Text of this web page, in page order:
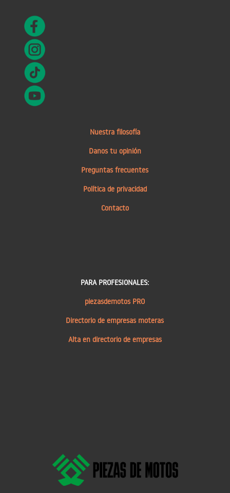
Nuestra filosofía
Danos tu opinión
Preguntas frecuentes
Política de privacidad
Contacto
PARA PROFESIONALES:
piezasdemotos PRO
Directorio de empresas moteras
Alta en directorio de empresas